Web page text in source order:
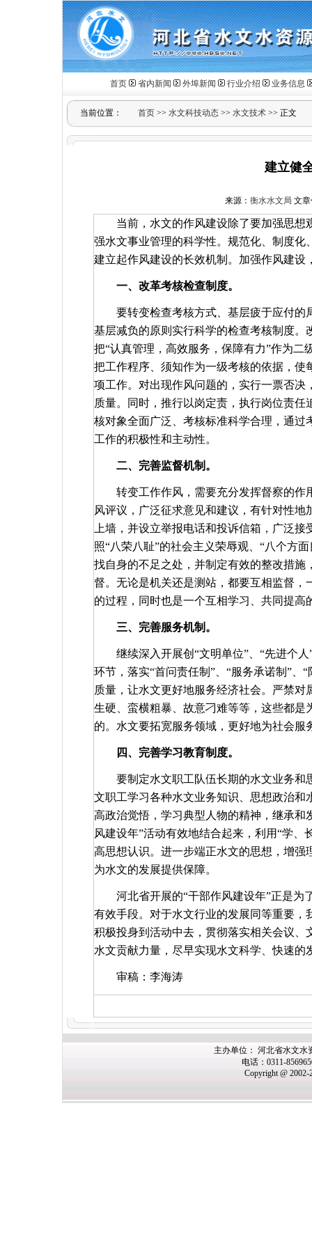
首页 省内新闻 外埠新闻 行业介绍 业务信息
当前位置： 首页 >> 水文科技动态 >> 水文技术 >> 正文
建立健
来源： 衡水水文局 文章
当前，水文的作风建设除了要加强思
强水文事业管理的科学性。规范化、制度化
建立起作风建设的长效机制。加强作风建设
一、改革考核检查制度。
要转变检查考核方式、基层疲于应付
基层减负的原则实行科学的检查考核制度
把“认真管理，高效服务，保障有力”作为
把工作程序、须知作为一级考核的依据，
项工作。对出现作风问题的，实行一票否
质量。同时，推行以岗定责，执行岗位责
核对象全面广泛、考核标准科学合理，通
工作的积极性和主动性。
二、完善监督机制。
转变工作作风，需要充分发挥督察的
风评议，广泛征求意见和建议，有针对性
上墙，并设立举报电话和投诉信箱，广泛
照“八荣八耻”的社会主义荣辱观、“八个方
找自身的不足之处，并制定有效的整改措
督。无论是机关还是测站，都要互相监督
的过程，同时也是一个互相学习、共同提高
三、完善服务机制。
继续深入开展创“文明单位”、“先进个
环节，落实“首问责任制”、“服务承诺制”、
质量，让水文更好地服务经济社会。严禁
生硬、蛮横粗暴、故意刁难等等，这些都
的。水文要拓宽服务领域，更好地为社会
四、完善学习教育制度。
要制定水文职工队伍长期的水文业务
文职工学习各种水文业务知识、思想政治
高政治觉悟，学习典型人物的精神，继承和
风建设年”活动有效地结合起来，利用“学
高思想认识。进一步端正水文的思想，增
为水文的发展提供保障。
河北省开展的“干部作风建设年”正是
有效手段。对于水文行业的发展同等重要
积极投身到活动中去，贯彻落实相关会议
水文贡献力量，尽早实现水文科学、快速的
审稿：李海涛
主办单位： 河北省水文水
电话：0311-
Copyright @ 2002-